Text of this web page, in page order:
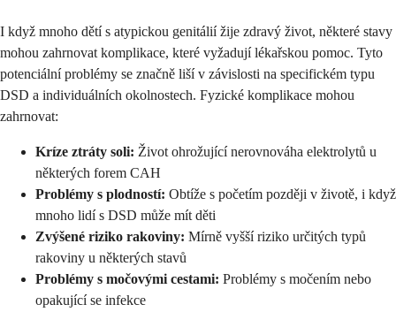
I když mnoho dětí s atypickou genitálií žije zdravý život, některé stavy
mohou zahrnovat komplikace, které vyžadují lékařskou pomoc. Tyto
potenciální problémy se značně liší v závislosti na specifickém typu
DSD a individuálních okolnostech. Fyzické komplikace mohou
zahrnovat:
Kríze ztráty soli: Život ohrožující nerovnováha elektrolytů u
některých forem CAH
Problémy s plodností: Obtíže s početím později v životě, i když
mnoho lidí s DSD může mít děti
Zvýšené riziko rakoviny: Mírně vyšší riziko určitých typů
rakoviny u některých stavů
Problémy s močovými cestami: Problémy s močením nebo
opakující se infekce